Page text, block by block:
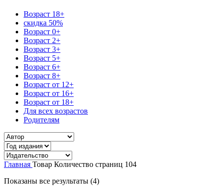
Возраст 18+
скидка 50%
Возраст 0+
Возраст 2+
Возраст 3+
Возраст 5+
Возраст 6+
Возраст 8+
Возраст от 12+
Возраст от 16+
Возраст от 18+
Для всех возрастов
Родителям
Главная Товар Количество страниц 104
Показаны все результаты (4)Сортировка: